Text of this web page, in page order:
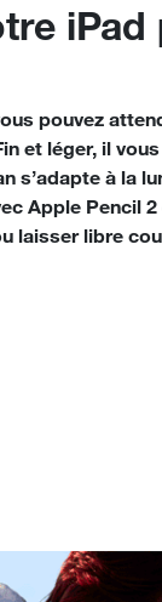
pouvez
et léger, il
s’adapte à la
Apple Pencil
laisser libre